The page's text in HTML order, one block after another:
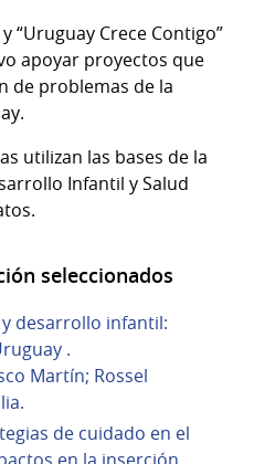
“Uruguay Crece Contigo”
apoyar proyectos que
de problemas de la
utilizan las bases de la
Infantil y Salud
seleccionados
desarrollo infantil:
.
Martín; Rossel
de cuidado en el
en la inserción